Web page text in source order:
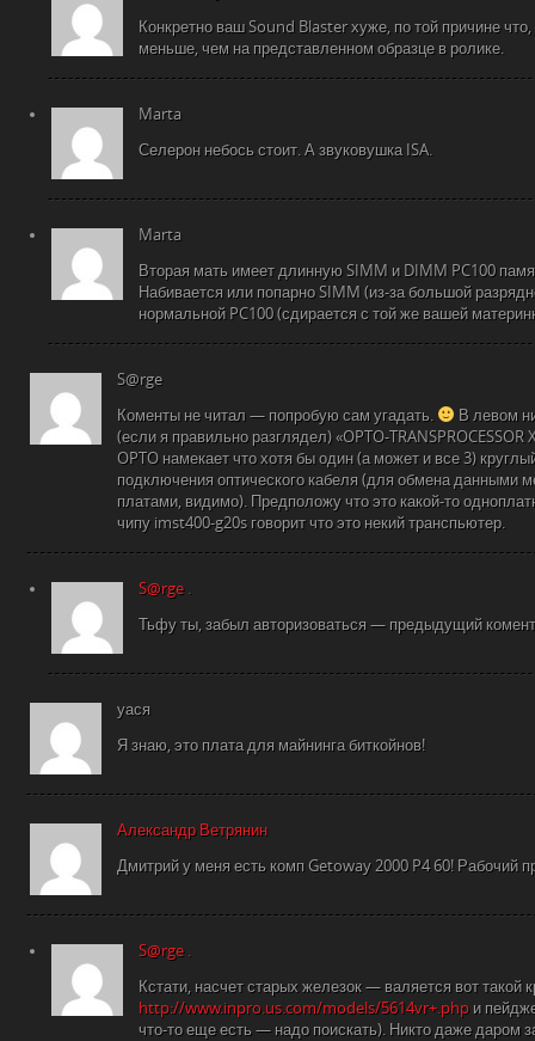
Конкретно ваш Sound Blaster хуже, по той причине что,
меньше, чем на представленном образце в ролике.
Marta
Селерон небось стоит. А звуковушка ISA.
Marta
Вторая мать имеет длинную SIMM и DIMM PC100
Набивается или попарно SIMM (из-за большой
нормальной PC100 (сдирается с той же вашей
S@rge
Коменты не читал — попробую сам угадать.
В левом
(если я правильно разглядел) «OPTO-TRANSPROCESSOR
OPTO намекает что хотя бы один (а может и все 3)
подключения оптического кабеля (для обмена данными
платами, видимо). Предположу что это какой-то
чипу imst400-g20s говорит что это некий транспьютер.
S@rge .
Тьфу ты, забыл авторизоваться — предыдущий
уася
Я знаю, это плата для майнинга биткойнов!
Александр Ветрянин
Дмитрий у меня есть комп Getoway 2000 P4 60! Рабочий
S@rge .
Кстати, насчет старых железок — валяется вот такой
http://www.inpro.us.com/models/5614vr+.php и
что-то еще есть — надо поискать). Никто даже даром